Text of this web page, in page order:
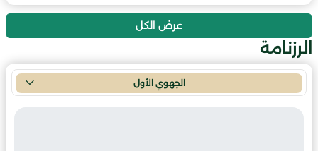
عرض الكل
الرزنامة
الجهوي الأول